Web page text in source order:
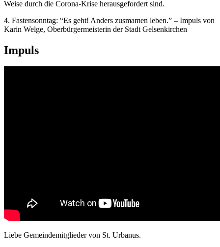
Weise durch die Corona-Krise herausgefordert sind.
4. Fastensonntag: “Es geht! Anders zusmamen leben.” – Impuls von
Karin Welge, Oberbürgermeisterin der Stadt Gelsenkirchen
Impuls
Liebe Gemeindemitglieder von St. Urbanus.